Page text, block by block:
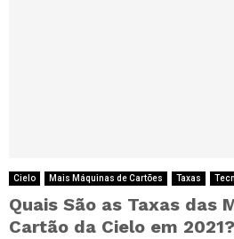
Cielo Mais Máquinas de Cartões Taxas
Quais São as Taxas das
Cartão da Cielo em 2021?